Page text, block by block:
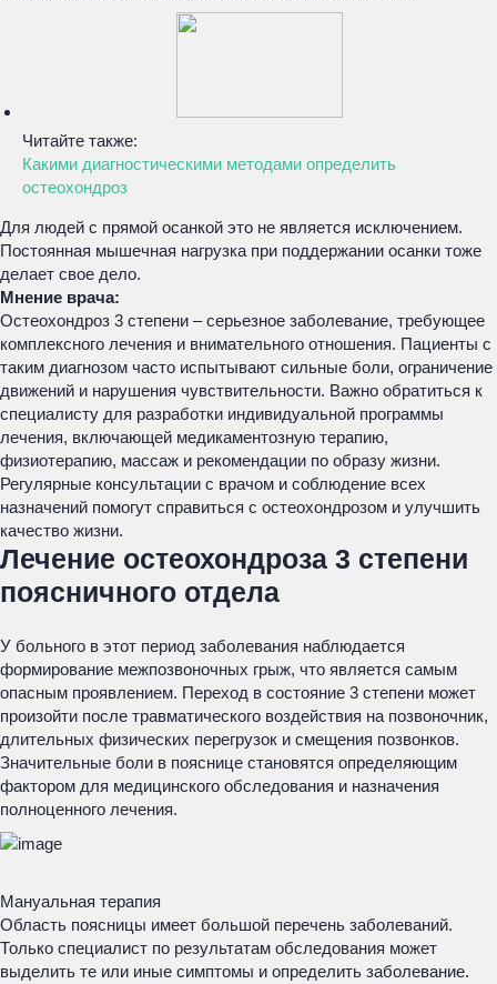
Читайте также:
Какими диагностическими методами определить
остеохондроз
Для людей с прямой осанкой это не является исключением.
Постоянная мышечная нагрузка при поддержании осанки тоже
делает свое дело.
Мнение врача:
Остеохондроз 3 степени – серьезное заболевание, требующее
комплексного лечения и внимательного отношения. Пациенты с
таким диагнозом часто испытывают сильные боли, ограничение
движений и нарушения чувствительности. Важно обратиться к
специалисту для разработки индивидуальной программы
лечения, включающей медикаментозную терапию,
физиотерапию, массаж и рекомендации по образу жизни.
Регулярные консультации с врачом и соблюдение всех
назначений помогут справиться с остеохондрозом и улучшить
качество жизни.
Лечение остеохондроза 3 степени
поясничного отдела
У больного в этот период заболевания наблюдается
формирование межпозвоночных грыж, что является самым
опасным проявлением. Переход в состояние 3 степени может
произойти после травматического воздействия на позвоночник,
длительных физических перегрузок и смещения позвонков.
Значительные боли в пояснице становятся определяющим
фактором для медицинского обследования и назначения
полноценного лечения.
Мануальная терапия
Область поясницы имеет большой перечень заболеваний.
Только специалист по результатам обследования может
выделить те или иные симптомы и определить заболевание.